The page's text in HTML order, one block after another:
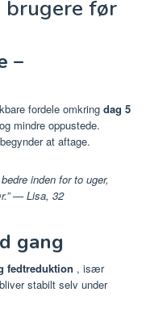
før
–
fordele omkring dag 5
mindre oppustede.
at aftage.
inden for to uger,
—Lisa, 32
gang
fedtreduktion , især
stabilt selv under